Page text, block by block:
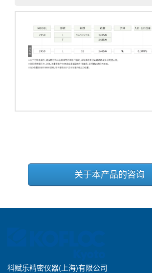
关于本产品的咨询
科赋乐精密仪器(上海)有限公司